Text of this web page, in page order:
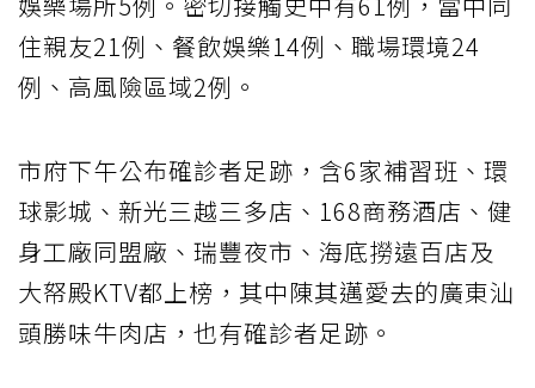
住親友21例、餐飲娛樂14例、職場環境24
例、高風險區域2例。
市府下午公布確診者足跡，含6家補習班、環
球影城、新光三越三多店、168商務酒店、健
身工廠同盟廠、瑞豐夜市、海底撈遠百店及
大帑殿KTV都上榜，其中陳其邁愛去的廣東汕
頭勝味牛肉店，也有確診者足跡。